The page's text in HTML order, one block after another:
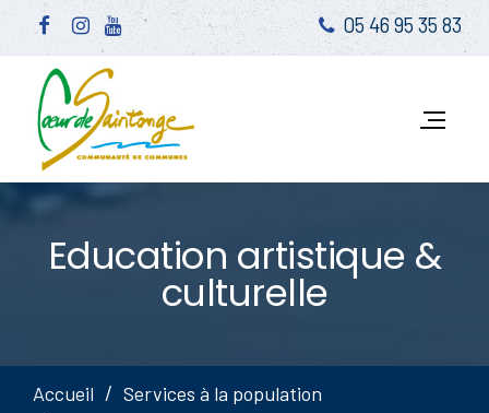
05 46 95 35 83
Education artistique &
culturelle
Accueil
Services à la population